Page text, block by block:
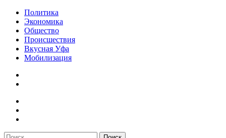
Политика
Экономика
Общество
Происшествия
Вкусная Уфа
Мобилизация